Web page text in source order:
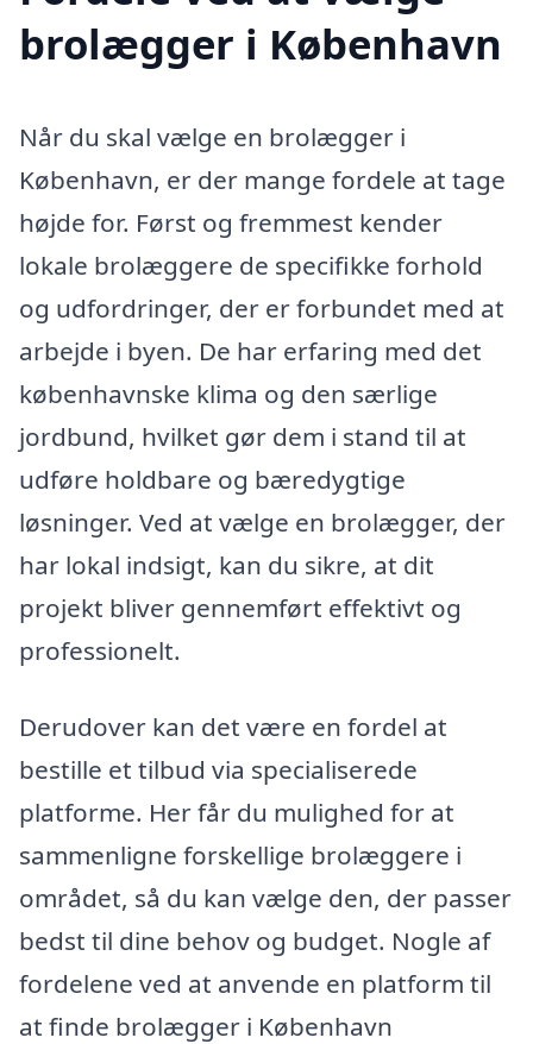
brolægger i København
Når du skal vælge en brolægger i
København, er der mange fordele at tage
højde for. Først og fremmest kender
lokale brolæggere de specifikke forhold
og udfordringer, der er forbundet med at
arbejde i byen. De har erfaring med det
københavnske klima og den særlige
jordbund, hvilket gør dem i stand til at
udføre holdbare og bæredygtige
løsninger. Ved at vælge en brolægger, der
har lokal indsigt, kan du sikre, at dit
projekt bliver gennemført effektivt og
professionelt.
Derudover kan det være en fordel at
bestille et tilbud via specialiserede
platforme. Her får du mulighed for at
sammenligne forskellige brolæggere i
området, så du kan vælge den, der passer
bedst til dine behov og budget. Nogle af
fordelene ved at anvende en platform til
at finde brolægger i København